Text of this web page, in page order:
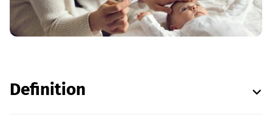
Definition